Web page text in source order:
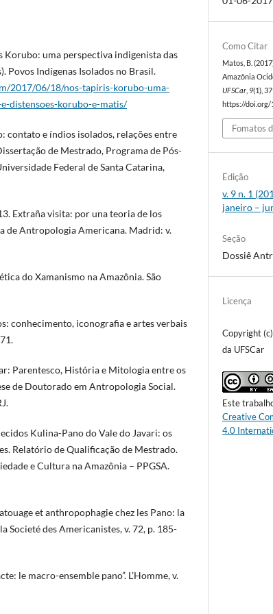
uma perspectiva indigenista das
Povos Indígenas Isolados no Brasil.
2017/06/18/nos-tapiris-korubo-uma-
distensoes-korubo-e-matis/
contato e índios isolados, relações entre
de Mestrado, Programa de Pós-
Federal de Santa Catarina,
Extraña visita: por una teoria de los
de Antropologia Americana. Madrid: v.
do Xamanismo na Amazônia. São
conhecimento, iconografia e artes verbais
Parentesco, História e Mitologia entre os
de Doutorado em Antropologia Social.
Kulina-Pano do Vale do Javari: os
Relatório de Qualificação de Mestrado.
e Cultura na Amazônia – PPGSA.
et anthropophagie chez les Pano: la
Societé des Americanistes, v. 72, p. 185-
le macro-ensemble pano”. L’Homme, v.
Como Citar
Matos, B.
Amazônia
UFSCar 9(1),
https://doi.org/
Fomatos
Edição
v. 9 n. 1
janeiro –
Seção
Dossiê
Licença
Copyright
da UFSCar
Este
Creative
4.0